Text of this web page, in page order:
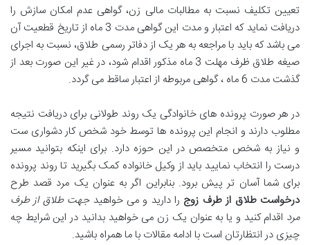
تعیین تکلیف نسبت به مطالبات مالی زن، گواهی عدم امکان سازش را
دریافت نماید که اعتبار و مدت این گواهی مدت 3 ماه از تاریخ قطعیت آن
می باشد که باید با مراجعه به هر یک از دفاتر رسمی طلاق، نسبت به اجرای
صیغه طلاق ظرف مهلت 3 ماه مذکور اقدام شود، در غیر این صورت بعد از
گذشت مدت 6 ماه ، گواهی مربوطه از اعتبار ساقط می گردد.
در هر صورت پرونده های خانوادگی یک روند طولانی برای دریافت نتیجه
مطلوب دارند و انجام این پرونده ها توسط خود شخص کار دشواری ست
و نیاز به شخص متخصص در این حوزه دارد. برای اینکه بتوانید مسیر
درست را انتخاب نمایید باید از وکیل خانواده کمک بگیرید تا روند پرونده
برای شما آسان تر پیش برود. بنابراین اگر به عنوان یک مرد قصد طرح
درخواست طلاق از طرف زوج را دارید و می خواهیدجهت طلاق از طرف
مرد اقدام کنید و یا به عنوان یک زن می خواهید بدانید در این شرایط چه
چیزی در انتظارتان است با ادامه مقالات با ما همراه باشید.